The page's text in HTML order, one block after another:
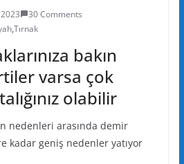
30 Comments
,Tırnak
bakın
varsa çok
olabilir
nedenleri arasında demir
kadar geniş nedenler yatıyor